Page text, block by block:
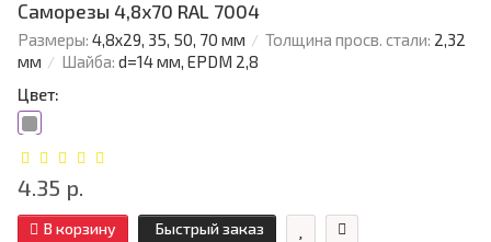
Саморезы 4,8х70 RAL 7004
Размеры: 4,8х29, 35, 50, 70 мм Толщина просв. стали: 2,32
мм
Шайба: d=14 мм, EPDM 2,8
Цвет:
4.35 р.
В корзину Быстрый заказ